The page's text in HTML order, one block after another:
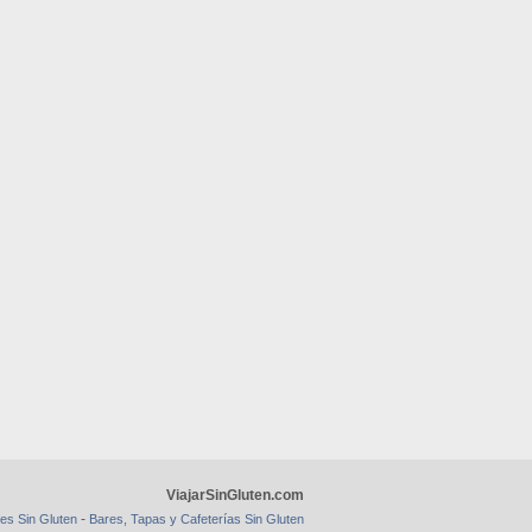
ViajarSinGluten.com
Sin Gluten - Bares, Tapas y Cafeterías Sin Gluten